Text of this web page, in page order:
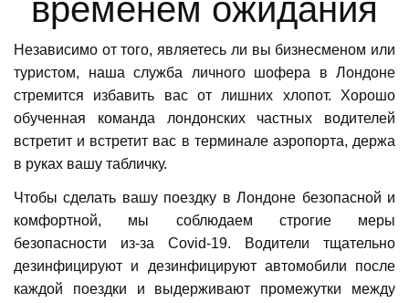
временем ожидания
Независимо от того, являетесь ли вы бизнесменом или
туристом, наша служба личного шофера в Лондоне
стремится избавить вас от лишних хлопот. Хорошо
обученная команда лондонских частных водителей
встретит и встретит вас в терминале аэропорта, держа
в руках вашу табличку.
Чтобы сделать вашу поездку в Лондоне безопасной и
комфортной, мы соблюдаем строгие меры
безопасности из-за Covid-19. Водители тщательно
дезинфицируют и дезинфицируют автомобили после
каждой поездки и выдерживают промежутки между